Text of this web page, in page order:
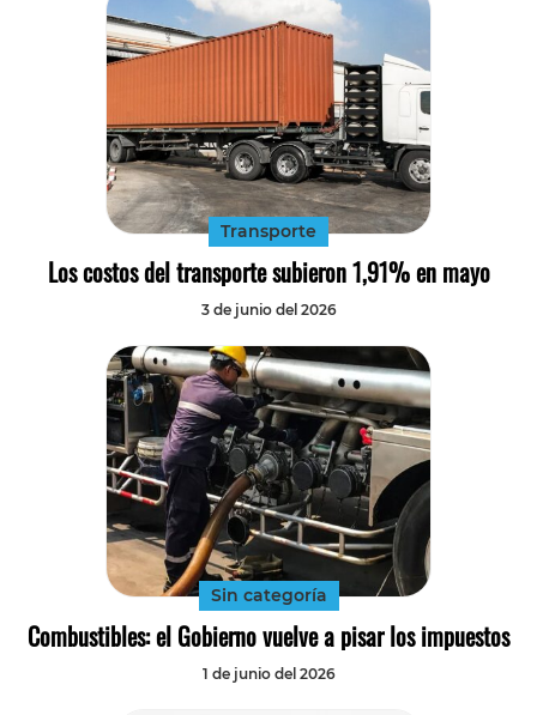
Transporte
Los costos del transporte subieron 1,91% en mayo
3 de junio del 2026
Sin categoría
Combustibles: el Gobierno vuelve a pisar los impuestos
1 de junio del 2026